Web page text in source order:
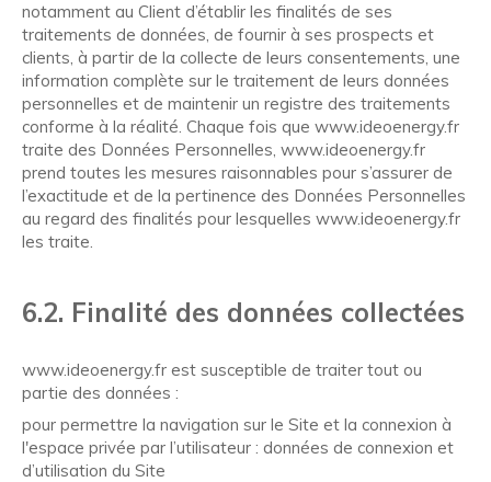
notamment au Client d’établir les finalités de ses
traitements de données, de fournir à ses prospects et
clients, à partir de la collecte de leurs consentements, une
information complète sur le traitement de leurs données
personnelles et de maintenir un registre des traitements
conforme à la réalité. Chaque fois que www.ideoenergy.fr
traite des Données Personnelles, www.ideoenergy.fr
prend toutes les mesures raisonnables pour s’assurer de
l’exactitude et de la pertinence des Données Personnelles
au regard des finalités pour lesquelles www.ideoenergy.fr
les traite.
6.2. Finalité des données collectées
www.ideoenergy.fr est susceptible de traiter tout ou
partie des données :
pour permettre la navigation sur le Site et la connexion à
l'espace privée par l’utilisateur : données de connexion et
d’utilisation du Site